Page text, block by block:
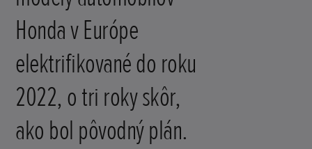
Honda v Európe
elektrifikované do roku
2022, o tri roky skôr,
ako bol pôvodný plán.